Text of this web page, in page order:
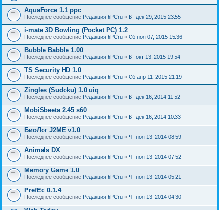
AquaForce 1.1 ppc
Последнее сообщение Редакция hPCru « Вт дек 29, 2015 23:55
i-mate 3D Bowling (Pocket PC) 1.2
Последнее сообщение Редакция hPCru « Сб ноя 07, 2015 15:36
Bubble Babble 1.00
Последнее сообщение Редакция hPCru « Вт окт 13, 2015 19:54
TS Security HD 1.0
Последнее сообщение Редакция hPCru « Сб апр 11, 2015 21:19
Zingles (Sudoku) 1.0 uiq
Последнее сообщение Редакция hPCru « Вт дек 16, 2014 11:52
MobiSbeeta 2.45 s60
Последнее сообщение Редакция hPCru « Вт дек 16, 2014 10:33
БиоЛог J2ME v1.0
Последнее сообщение Редакция hPCru « Чт ноя 13, 2014 08:59
Animals DX
Последнее сообщение Редакция hPCru « Чт ноя 13, 2014 07:52
Memory Game 1.0
Последнее сообщение Редакция hPCru « Чт ноя 13, 2014 05:21
PrefEd 0.1.4
Последнее сообщение Редакция hPCru « Чт ноя 13, 2014 04:30